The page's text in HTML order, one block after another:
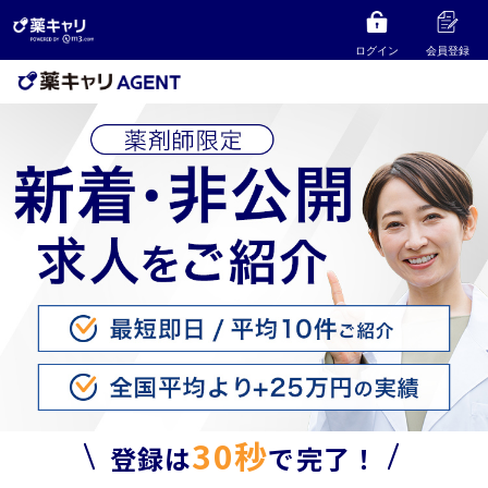
ログイン 会員登録
登録は30秒で完了！